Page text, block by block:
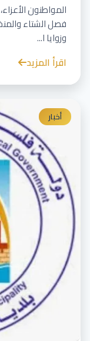
المواطنون
فصل الشتاء
وزوايا ا...
اقرأ المزيد
أخبار